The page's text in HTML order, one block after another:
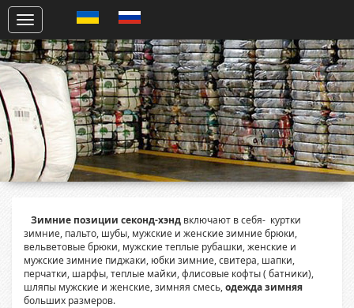
Зимние позиции секонд-хэнд включают в себя- куртки
зимние, пальто, шубы, мужские и женские зимние брюки,
вельветовые брюки, мужские теплые рубашки, женские и
мужские зимние пиджаки, юбки зимние, свитера, шапки,
перчатки, шарфы, теплые майки, флисовые кофты ( батники),
шляпы мужские и женские, зимняя смесь,одежда зимняя
больших размеров.